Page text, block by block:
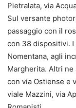
Pietralata, via
Sul versante
passaggio con il
con 38 dispositivi.
Nomentana, agli
Margherita. Altri ne
con via Ostiense e
viale Mazzini, via